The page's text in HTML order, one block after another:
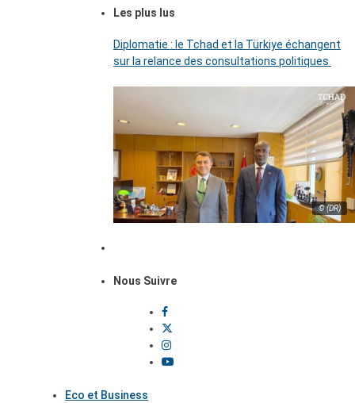
Les plus lus
Diplomatie : le Tchad et la Türkiye échangent
sur la relance des consultations politiques
© (DR)
Nous Suivre
Eco et Business